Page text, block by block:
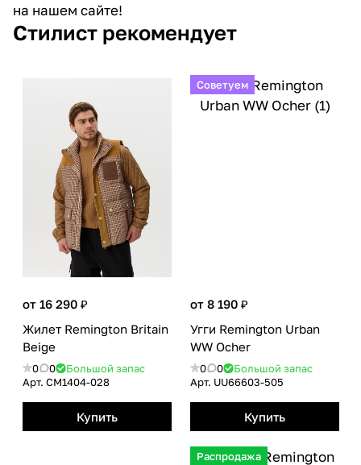
на нашем сайте!
Стилист рекомендует
от 16 290 ₽
Жилет Remington Britain
Beige
0 0
Большой запас
Арт. CM1404-028
Купить
Советуем
от 8 190 ₽
Угги Remington Urban
WW Ocher
0 0
Большой запас
Арт. UU66603-505
Купить
Распродажа